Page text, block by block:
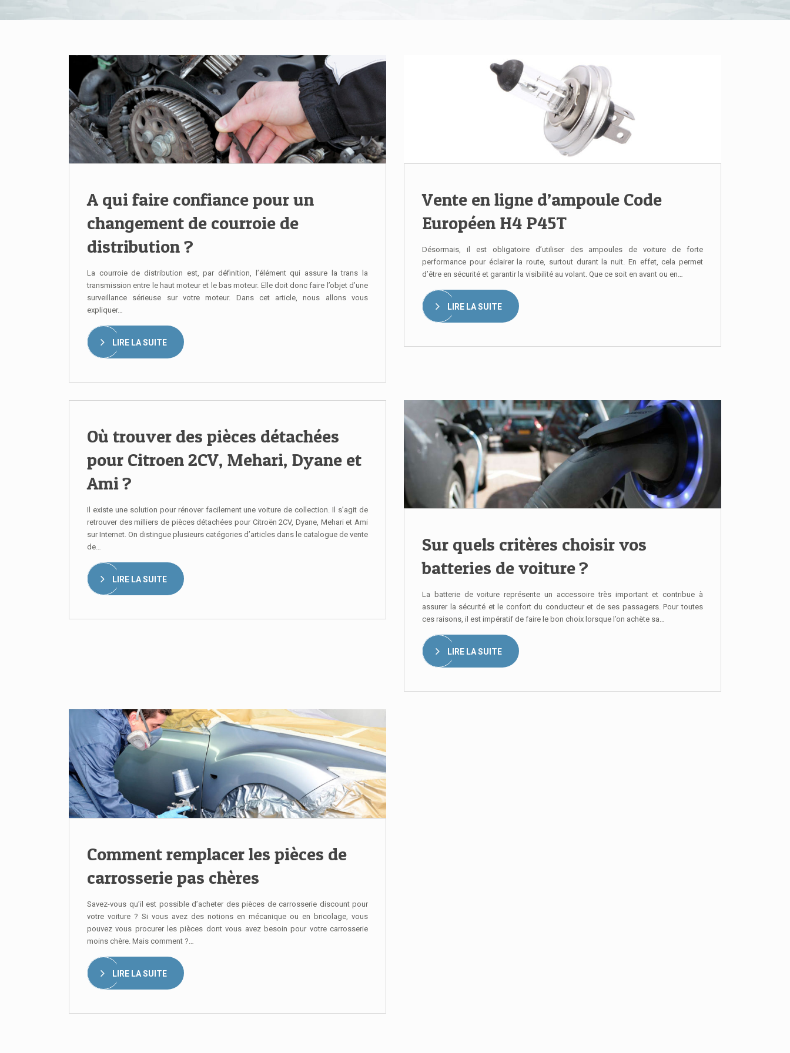
A qui faire confiance pour un
changement de courroie de
distribution ?
La courroie de distribution est, par définition, l’élément qui assure la trans la
transmission entre le haut moteur et le bas moteur. Elle doit donc faire l’objet d’une
surveillance sérieuse sur votre moteur. Dans cet article, nous allons vous
expliquer…
LIRE LA SUITE
Vente en ligne d’ampoule Code
Européen H4 P45T
Désormais, il est obligatoire d’utiliser des ampoules de voiture de forte
performance pour éclairer la route, surtout durant la nuit. En effet, cela permet
d’être en sécurité et garantir la visibilité au volant. Que ce soit en avant ou en…
LIRE LA SUITE
Où trouver des pièces détachées
pour Citroen 2CV, Mehari, Dyane et
Ami ?
Il existe une solution pour rénover facilement une voiture de collection. Il s’agit de
retrouver des milliers de pièces détachées pour Citroën 2CV, Dyane, Mehari et Ami
sur Internet. On distingue plusieurs catégories d’articles dans le catalogue de vente
de…
LIRE LA SUITE
Sur quels critères choisir vos
batteries de voiture ?
La batterie de voiture représente un accessoire très important et contribue à
assurer la sécurité et le confort du conducteur et de ses passagers. Pour toutes
ces raisons, il est impératif de faire le bon choix lorsque l’on achète sa…
LIRE LA SUITE
Comment remplacer les pièces de
carrosserie pas chères
Savez-vous qu’il est possible d’acheter des pièces de carrosserie discount pour
votre voiture ? Si vous avez des notions en mécanique ou en bricolage, vous
pouvez vous procurer les pièces dont vous avez besoin pour votre carrosserie
moins chère. Mais comment ?…
LIRE LA SUITE